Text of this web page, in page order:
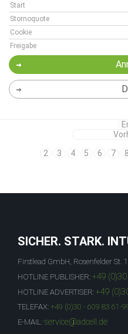
Start
Stornoquote
Cookie
Freigabe
2
3 4 5 6 7 8
SICHER. STARK.
Firstlead GmbH, Rosenfelder St.
HOTLINE PUBLISHER: +49
HOTLINE ADVERTISER: +49
TELEFAX: +49 (0)30 - 609 83 61-
E-MAIL: service@adcell.de